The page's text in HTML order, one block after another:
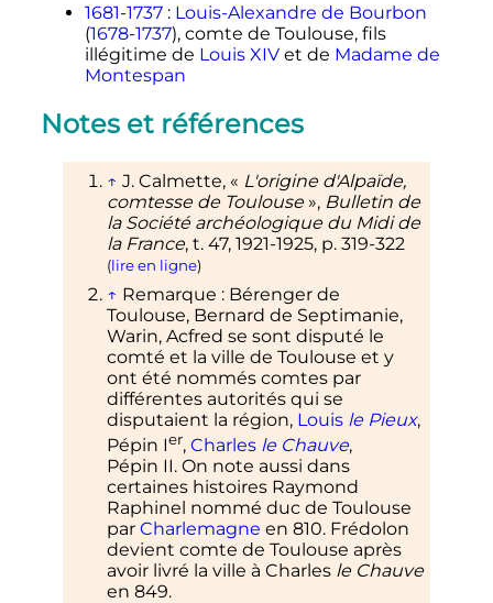
1681-1737 : Louis-Alexandre de Bourbon
(1678-1737), comte de Toulouse, fils
illégitime de Louis XIVet de Madame de
Montespan
Notes et références
↑ J. Calmette, « L'origine d'Alpaïde,
comtesse de Toulouse », Bulletin de
la Société archéologique du Midi de
la France, t. 47,1921-1925, p. 319-322
(lire en ligne)
↑ Remarque : Bérenger de
Toulouse, Bernard de Septimanie,
Warin, Acfred se sont disputé le
comté et la ville de Toulouse et y
ont été nommés comtes par
différentes autorités qui se
disputaient la région, Louis le Pieux,
Pépin Ier, Charles le Chauve,
Pépin II. On note aussi dans
certaines histoires Raymond
Raphinel nommé duc de Toulouse
par Charlemagne en 810. Frédolon
devient comte de Toulouse après
avoir livré la ville à Charles le Chauve
en 849.